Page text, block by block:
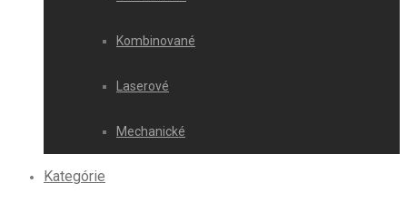
Kombinované
Laserové
Mechanické
Kategórie